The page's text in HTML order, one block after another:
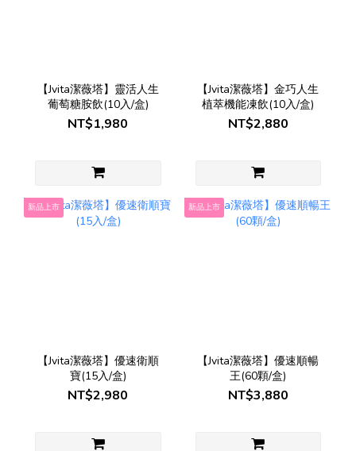
【Jvita潔薇塔】靈活人生
葡萄糖胺飲(10入/盒)
NT$1,980
【Jvita潔薇塔】金巧人生
植萃機能凍飲(10入/盒)
NT$2,880
新品上市
【Jvita潔薇塔】優速衛順
寶(15入/盒)
NT$2,980
新品上市
【Jvita潔薇塔】優速順暢
王(60顆/盒)
NT$3,880